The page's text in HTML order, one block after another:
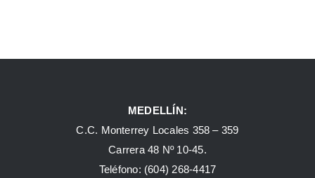
MEDELLÍN:
C.C. Monterrey Locales 358 – 359
Carrera 48 Nº 10-45.
Teléfono: (604) 268-4417